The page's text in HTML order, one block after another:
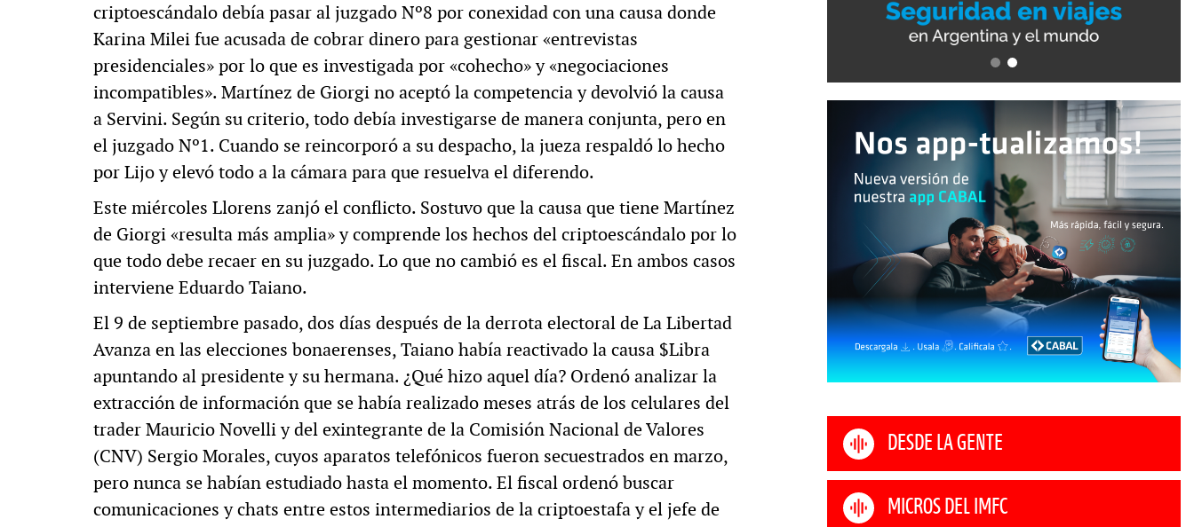
criptoescándalo debía pasar al juzgado Nº8 por conexidad con una causa donde
Karina Milei fue acusada de cobrar dinero para gestionar «entrevistas
presidenciales» por lo que es investigada por «cohecho» y «negociaciones
incompatibles». Martínez de Giorgi no aceptó la competencia y devolvió la causa
a Servini. Según su criterio, todo debía investigarse de manera conjunta, pero en
el juzgado Nº1. Cuando se reincorporó a su despacho, la jueza respaldó lo hecho
por Lijo y elevó todo a la cámara para que resuelva el diferendo.
Este miércoles Llorens zanjó el conflicto. Sostuvo que la causa que tiene Martínez
de Giorgi «resulta más amplia» y comprende los hechos del criptoescándalo por lo
que todo debe recaer en su juzgado. Lo que no cambió es el fiscal. En ambos casos
interviene Eduardo Taiano.
El 9 de septiembre pasado, dos días después de la derrota electoral de La Libertad
Avanza en las elecciones bonaerenses, Taiano había reactivado la causa $Libra
apuntando al presidente y su hermana. ¿Qué hizo aquel día? Ordenó analizar la
extracción de información que se había realizado meses atrás de los celulares del
trader Mauricio Novelli y del exintegrante de la Comisión Nacional de Valores
(CNV) Sergio Morales, cuyos aparatos telefónicos fueron secuestrados en marzo,
pero nunca se habían estudiado hasta el momento. El fiscal ordenó buscar
comunicaciones y chats entre estos intermediarios de la criptoestafa y el jefe de
DESDE LA GENTE
MICROS DEL IMFC